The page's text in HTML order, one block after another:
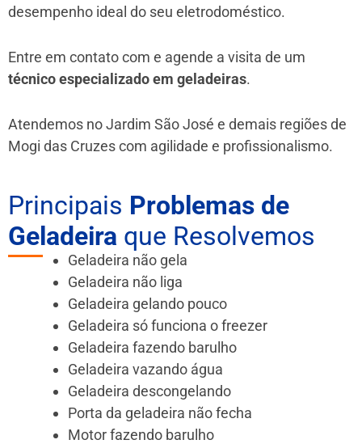
desempenho ideal do seu eletrodoméstico.
Entre em contato com e agende a visita de um
técnico especializado em geladeiras.
Atendemos no Jardim São José e demais regiões de
Mogi das Cruzescom agilidade e profissionalismo.
Principais Problemas de
Geladeira que Resolvemos
Geladeira não gela
Geladeira não liga
Geladeira gelando pouco
Geladeira só funciona o freezer
Geladeira fazendo barulho
Geladeira vazando água
Geladeira descongelando
Porta da geladeira não fecha
Motor fazendo barulho